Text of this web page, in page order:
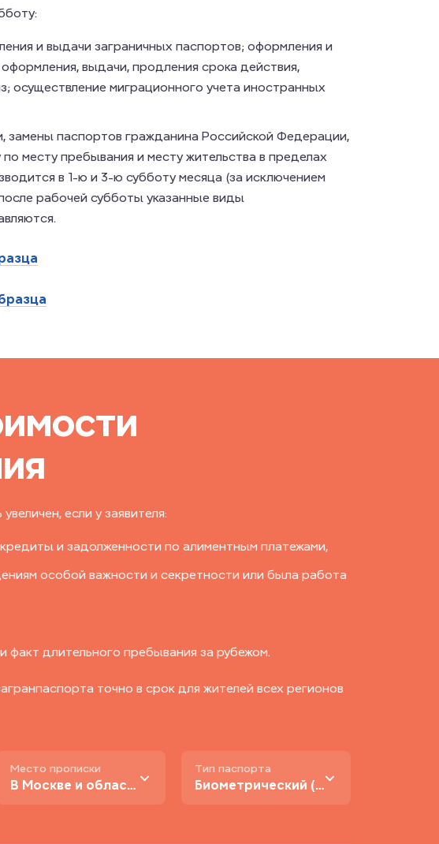
и выдачи заграничных паспортов; оформления и
выдачи, продления срока действия,
осуществление миграционного учета иностранных
замены паспортов гражданина Российской Федерации,
месту пребывания и месту жительства в пределах
в 1-ю и 3-ю субботу месяца (за исключением
рабочей субботы указанные виды
если у заявителя:
и задолженности по алиментным платежами,
особой важности и секретности или была работа
факт длительного пребывания за рубежом.
точно в срок для жителей всех регионов
Место прописки
В Москве и области
Тип паспорта
Биометрический (нового образца)